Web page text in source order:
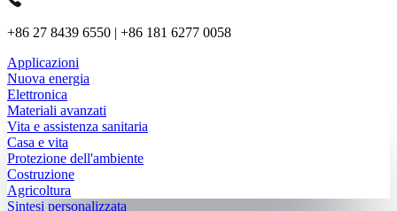
+86 27 8439 6550 | +86 181 6277 0058
Applicazioni
Nuova energia
Elettronica
Materiali avanzati
Vita e assistenza sanitaria
Casa e vita
Protezione dell'ambiente
Costruzione
Agricoltura
Sintesi personalizzata